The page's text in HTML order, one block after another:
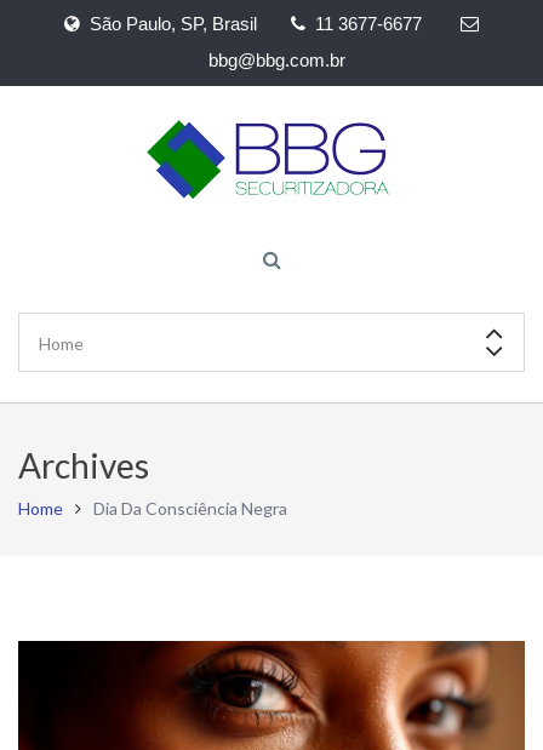
São Paulo, SP, Brasil
11 3677-6677
bbg@bbg.com.br
Archives
Home Dia Da Consciência Negra